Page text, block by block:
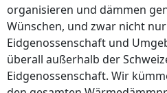
organisieren und dämmen
Wünschen, und zwar nicht nur
Eidgenossenschaft und
überall außerhalb der
Eidgenossenschaft. Wir